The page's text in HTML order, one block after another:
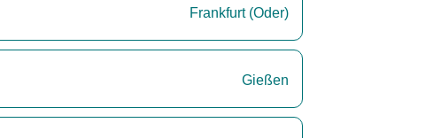
Frankfurt (Oder)
Gießen